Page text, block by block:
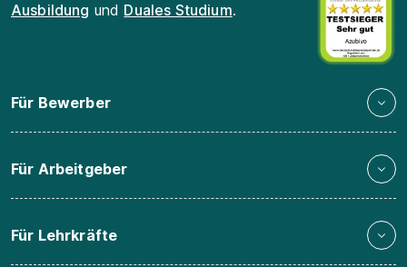
Ausbildung und Duales Studium.
Für Bewerber
Für Arbeitgeber
Für Lehrkräfte